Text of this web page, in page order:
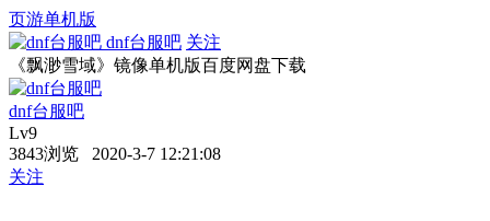
页游单机版
dnf台服吧 关注
《飘渺雪域》镜像单机版百度网盘下载
dnf台服吧
Lv9
3843浏览 2020-3-7 12:21:08
关注